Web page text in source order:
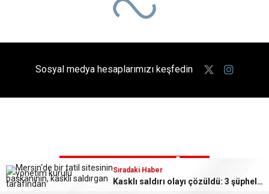
Sıradaki Haber
Akdeniz’de kadınlara yönelik ‘Sevgi Sanatı’ atölyesi
Sıradaki Haber
Kasklı saldırı olayı çözüldü: 3 şüpheli tutuklandı
Sosyal medya hesaplarımızı keşfedin